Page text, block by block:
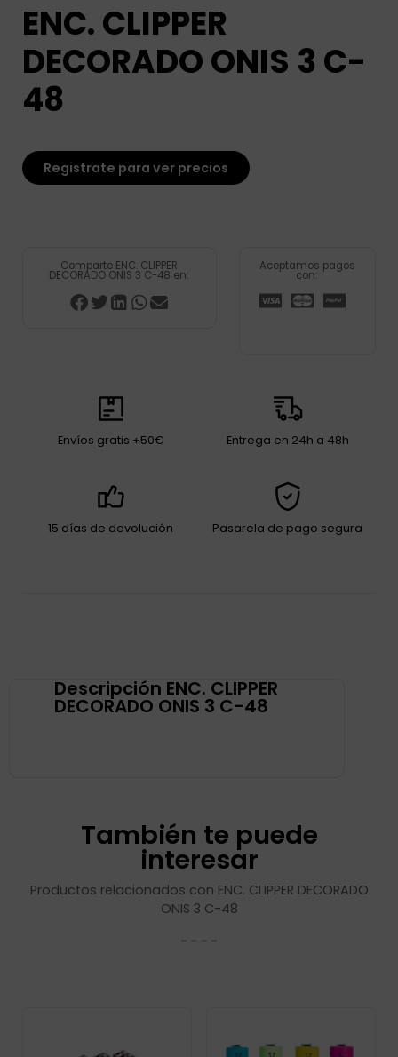
ENC. CLIPPER
DECORADO ONIS 3 C-
48
Registrate para ver precios
Comparte ENC. CLIPPER
DECORADO ONIS 3 C-48 en:
Aceptamos pagos
con:
Envíos gratis +50€ Entrega en 24h a 48h
15 días de devolución Pasarela de pago segura
Descripción ENC. CLIPPER
DECORADO ONIS 3 C-48
También te puede
interesar
Productos relacionados con ENC. CLIPPER DECORADO
ONIS 3 C-48